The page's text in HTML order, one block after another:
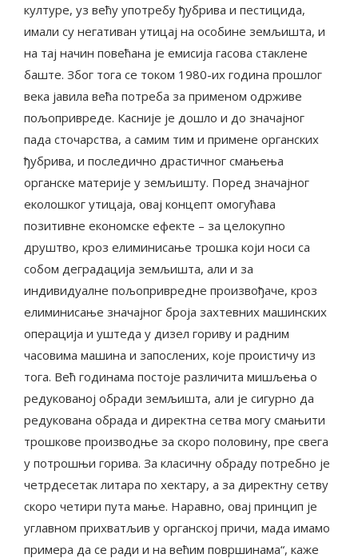
културе, уз већу употребу ђубрива и пестицида,
имали су негативан утицај на особине земљишта, и
на тај начин повећана је емисија гасова стаклене
баште. Због тога се током 1980-их година прошлог
века јавила већа потреба за применом одрживе
пољопривреде. Касније је дошло и до значајног
пада сточарства, а самим тим и примене органских
ђубрива, и последично драстичног смањења
органске материје у земљишту. Поред значајног
еколошког утицаја, овај концепт омогућава
позитивне економске ефекте – за целокупно
друштво, кроз елиминисање трошка који носи са
собом деградација земљишта, али и за
индивидуалне пољопривредне произвођаче, кроз
елиминисање значајног броја захтевних машинских
операција и уштеда у дизел гориву и радним
часовима машина и запослених, које проистичу из
тога. Већ годинама постоје различита мишљења о
редукованој обради земљишта, али је сигурно да
редукована обрада и директна сетва могу смањити
трошкове производње за скоро половину, пре свега
у потрошњи горива. За класичну обраду потребно је
четрдесетак литара по хектару, а за директну сетву
скоро четири пута мање. Наравно, овај принцип је
углавном прихватљив у органској причи, мада имамо
примера да се ради и на већим површинама“, каже